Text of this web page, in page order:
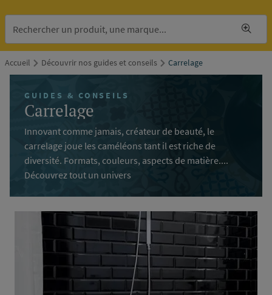
Accueil Découvrir nos guides et conseils Carrelage
GUIDES & CONSEILS
Carrelage
Innovant comme jamais, créateur de beauté, le
carrelage joue les caméléons tant il est riche de
diversité. Formats, couleurs, aspects de matière....
Découvrez tout un univers